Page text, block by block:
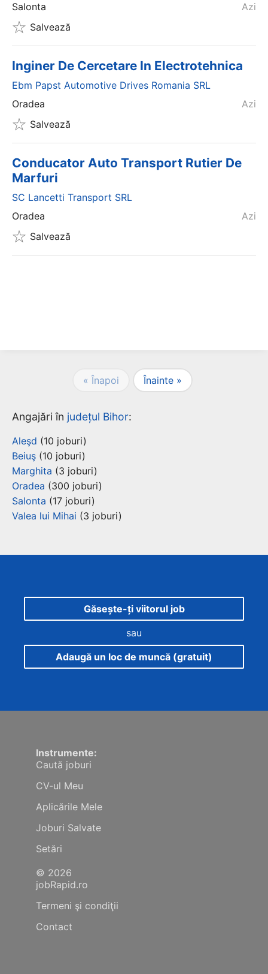
Azi
Salonta
Salvează
Inginer De Cercetare In Electrotehnica
Ebm Papst Automotive Drives Romania SRL
Azi
Oradea
Salvează
Conducator Auto Transport Rutier De
Marfuri
SC Lancetti Transport SRL
Azi
Oradea
Salvează
« Înapoi Înainte »
Angajări în județul Bihor:
Aleşd (10 joburi)
Beiuş (10 joburi)
Marghita (3 joburi)
Oradea (300 joburi)
Salonta (17 joburi)
Valea lui Mihai (3 joburi)
Găsește-ți viitorul job
sau
Adaugă un loc de muncă (gratuit)
Instrumente:
Caută joburi
CV-ul Meu
Aplicările Mele
Joburi Salvate
Setări
© 2026
jobRapid.ro
Termeni şi condiţii
Contact